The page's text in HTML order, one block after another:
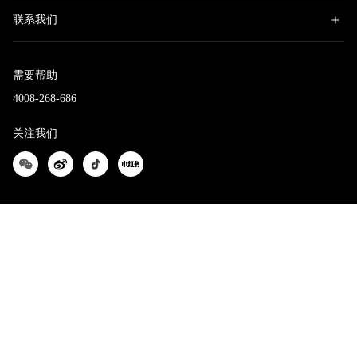
联系我们
需要帮助
4008-268-686
关注我们